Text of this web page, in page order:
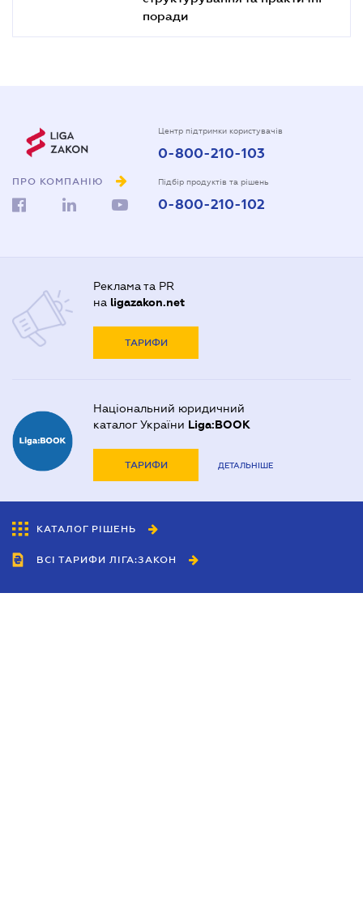
поради
ПРО КОМПАНІЮ
Центр підтримки користувачів
0-800-210-103
Підбір продуктів та рішень
0-800-210-102
Реклама та PR
на ligazakon.net
ТАРИФИ
Національний юридичний
каталог України Liga:BOOK
ТАРИФИ ДЕТАЛЬНІШЕ
КАТАЛОГ РІШЕНЬ
ВСІ ТАРИФИ ЛІГА:ЗАКОН